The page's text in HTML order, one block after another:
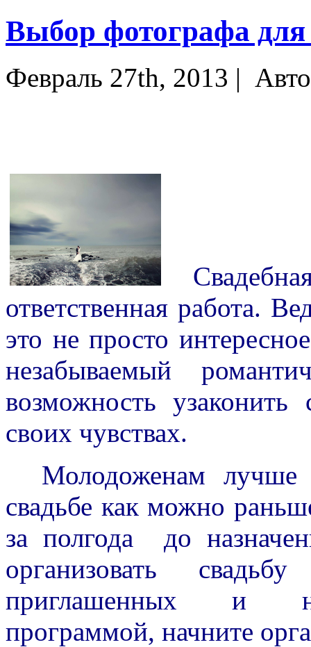
Выбор фотографа для
Февраль 27th, 2013 |
ответственная работа.
это не просто
незабываемый
возможность
своих чувствах.
Молодоженам лучше
свадьбе как можно
за полгода до
организовать
приглашенных и
программой, начните